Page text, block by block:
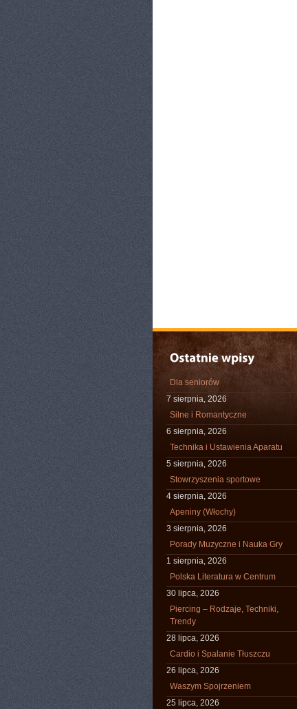
Dla seniorów
7 sierpnia, 2026
Silne i Romantyczne
6 sierpnia, 2026
Technika i Ustawienia Aparatu
5 sierpnia, 2026
Stowrzyszenia sportowe
4 sierpnia, 2026
Apeniny (Włochy)
3 sierpnia, 2026
Porady Muzyczne i Nauka Gry
1 sierpnia, 2026
Polska Literatura w Centrum
30 lipca, 2026
Piercing – Rodzaje, Techniki,
Trendy
28 lipca, 2026
Cardio i Spalanie Tłuszczu
26 lipca, 2026
Waszym Spojrzeniem
25 lipca, 2026